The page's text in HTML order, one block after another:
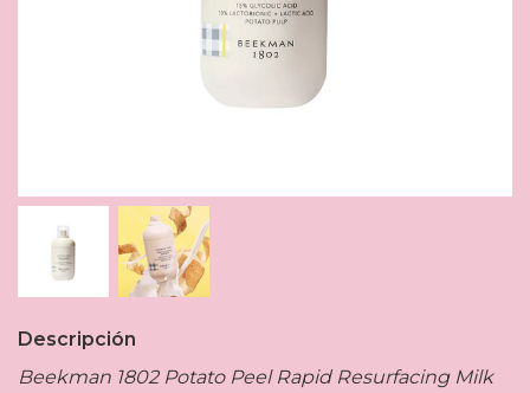
Descripción
Beekman 1802 Potato Peel Rapid Resurfacing Milk